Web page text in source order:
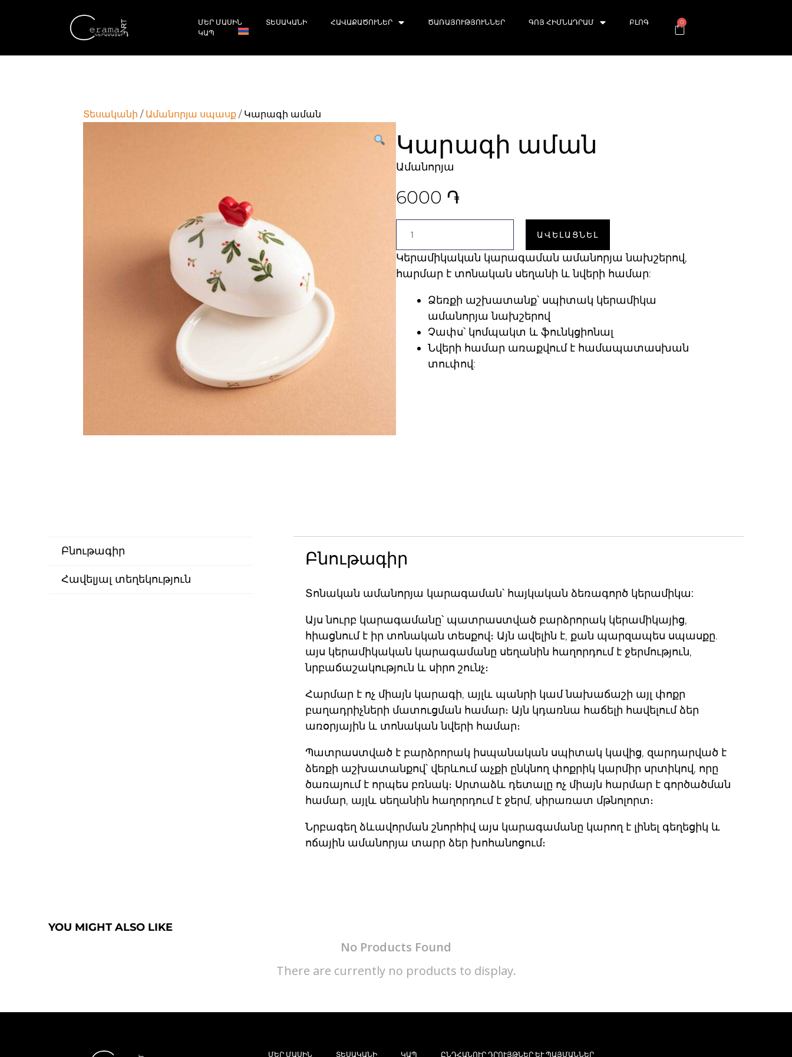
ՄԵՐ ՄԱՍԻՆ ՏԵՍԱԿԱՆԻ ՀԱՎԱՔԱԾՈՒՆԵՐ ԾԱՌԱՅՈՒԹՅՈՒՆՆԵՐ ԳՈՅ ՀԻՄՆԱԴՐԱՄ
ԲԼՈԳ
ԿԱՊ
0
Տեսականի / Ամանորյա սպասք / Կարագի աման
Կարագի աման
Ամանորյա
6000 ֏
ԱՎԵԼԱՑՆԵԼ
Կերամիկական կարագաման ամանորյա նախշերով,
հարմար է տոնական սեղանի և նվերի համար:
Ձեռքի աշխատանք՝ սպիտակ կերամիկա
ամանորյա նախշերով
Չափս՝ կոմպակտ և ֆունկցիոնալ
Նվերի համար առաքվում է համապատասխան
տուփով:
Բնութագիր
Հավելյալ տեղեկություն
Բնութագիր
Տոնական ամանորյա կարագաման՝ հայկական ձեռագործ կերամիկա:
Այս նուրբ կարագամանը՝ պատրաստված բարձրորակ կերամիկայից,
հիացնում է իր տոնական տեսքով։ Այն ավելին է, քան պարզապես սպասքը.
այս կերամիկական կարագամանը սեղանին հաղորդում է ջերմություն,
նրբաճաշակություն և սիրո շունչ։
Հարմար է ոչ միայն կարագի, այլև պանրի կամ նախաճաշի այլ փոքր
բաղադրիչների մատուցման համար։ Այն կդառնա հաճելի հավելում ձեր
առօրյային և տոնական նվերի համար։
Պատրաստված է բարձրորակ իսպանական սպիտակ կավից, զարդարված է
ձեռքի աշխատանքով՝ վերևում աչքի ընկնող փոքրիկ կարմիր սրտիկով, որը
ծառայում է որպես բռնակ։ Սրտաձև դետալը ոչ միայն հարմար է գործածման
համար, այլև սեղանին հաղորդում է ջերմ, սիրառատ մթնոլորտ։
Նրբագեղ ձևավորման շնորհիվ այս կարագամանը կարող է լինել գեղեցիկ և
ոճային ամանորյա տարր ձեր խոհանոցում։
YOU MIGHT ALSO LIKE
No Products Found
There are currently no products to display.
ՄԵՐ ՄԱՍԻՆ ՏԵՍԱԿԱՆԻ ԿԱՊ ԸՆԴՀԱՆՈՒՐ ԴՐՈՒՅԹՆԵՐ ԵՒ ՊԱՅՄԱՆՆԵՐ